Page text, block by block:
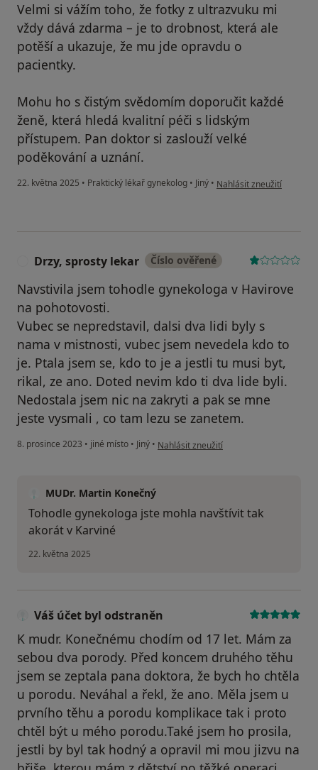
Velmi si vážím toho, že fotky z ultrazvuku mi
vždy dává zdarma – je to drobnost, která ale
potěší a ukazuje, že mu jde opravdu o
pacientky.
Mohu ho s čistým svědomím doporučit každé
ženě, která hledá kvalitní péči s lidským
přístupem. Pan doktor si zaslouží velké
poděkování a uznání.
22. května 2025 • Praktický lékař gynekolog • Jiný • podle názoru uživatele
Nahlásit zneužití
Drzy, sprosty lekar Číslo ověřené
Navstivila jsem tohodle gynekologa v Havirove
na pohotovosti.
Vubec se nepredstavil, dalsi dva lidi byly s
nama v mistnosti, vubec jsem nevedela kdo to
je. Ptala jsem se, kdo to je a jestli tu musi byt,
rikal, ze ano. Doted nevim kdo ti dva lide byli.
Nedostala jsem nic na zakryti a pak se mne
jeste vysmali , co tam lezu se zanetem.
8. prosince 2023 • jiné místo • Jiný • podle názoru uživatele Drzy, sprosty
Nahlásit zneužití
MUDr. Martin Konečný
Tohodle gynekologa jste mohla navštívit tak
akorát v Karviné
22. května 2025
Váš účet byl odstraněn
K mudr. Konečnému chodím od 17 let. Mám za
sebou dva porody. Před koncem druhého těhu
jsem se zeptala pana doktora, že bych ho chtěla
u porodu. Neváhal a řekl, že ano. Měla jsem u
prvního těhu a porodu komplikace tak i proto
chtěl být u mého porodu.Také jsem ho prosila,
jestli by byl tak hodný a opravil mi mou jizvu na